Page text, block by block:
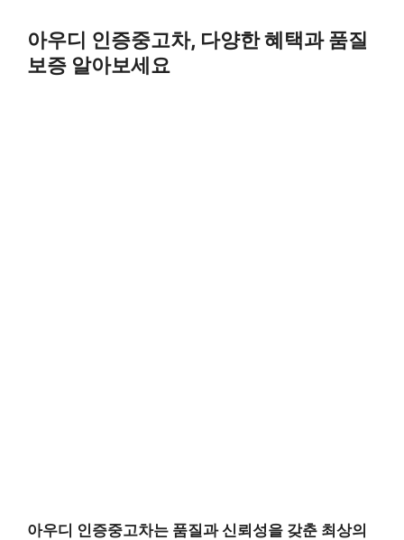
content
아우디 인증중고차, 다양한 혜택과 품질
보증 알아보세요
아우디 인증중고차는 품질과 신뢰성을 갖춘 최상의